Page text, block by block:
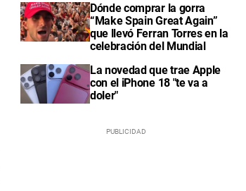
Dónde comprar la gorra
“Make Spain Great Again”
que llevó Ferran Torres en la
celebración del Mundial
La novedad que trae Apple
con el iPhone 18 "te va a
doler"